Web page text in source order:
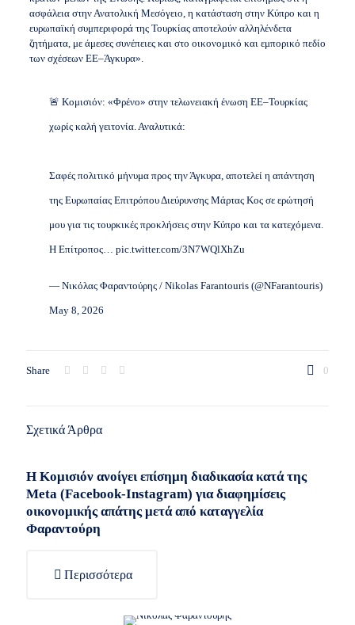
ασφάλεια στην Ανατολική Μεσόγειο, η κατάσταση στην Κύπρο και η
ευρωπαϊκή συμπεριφορά της Τουρκίας αποτελούν αλληλένδετα
ζητήματα, με άμεσες συνέπειες και στο οικονομικό και εμπορικό πεδίο
των σχέσεων ΕΕ–Άγκυρα».
🚨 Κομισιόν: «Φρένο» στην τελωνειακή ένωση ΕΕ–Τουρκίας
χωρίς καλή γειτονία. Αναλυτικά:
Σαφές πολιτικό μήνυμα προς την Άγκυρα, αποτελεί η απάντηση
της Ευρωπαίας Επιτρόπου Διεύρυνσης Μάρτας Κος σε ερώτησή
μου για τις τουρκικές προκλήσεις στην Κύπρο και τα κατεχόμενα.
Η Επίτροπος… pic.twitter.com/3N7WQlXhZu
— Νικόλας Φαραντούρης / Nikolas Farantouris (@NFarantouris)
May 8, 2026
Share 0
Σχετικά Άρθρα
Η Κομισιόν ανοίγει επίσημη διαδικασία κατά της
Meta (Facebook-Instagram) για διαφημίσεις
οικονομικής απάτης μετά από καταγγελία
Φαραντούρη
Περισσότερα